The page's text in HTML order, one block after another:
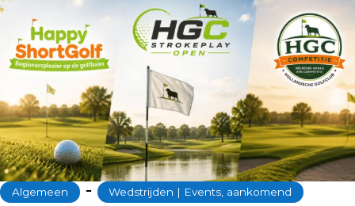
Algemeen ‐ Wedstrijden | Events, aankomend